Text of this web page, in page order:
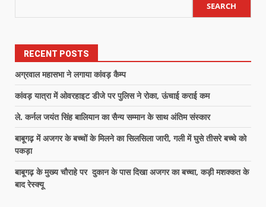
SEARCH
RECENT POSTS
अग्रवाल महासभा ने लगाया कांवड़ कैम्प
कांवड़ यात्रा में ओवरहाइट डीजे पर पुलिस ने रोका, ऊंचाई कराई कम
ले. कर्नल जयंत सिंह बालियान का सैन्य सम्मान के साथ अंतिम संस्कार
बाबूगढ़ में अजगर के बच्चों के मिलने का सिलसिला जारी, गली में घुसे तीसरे बच्चे को
पकड़ा
बाबूगढ़ के मुख्य चौराहे पर दुकान के पास दिखा अजगर का बच्चा, कड़ी मशक्कत के
बाद रेस्क्यू